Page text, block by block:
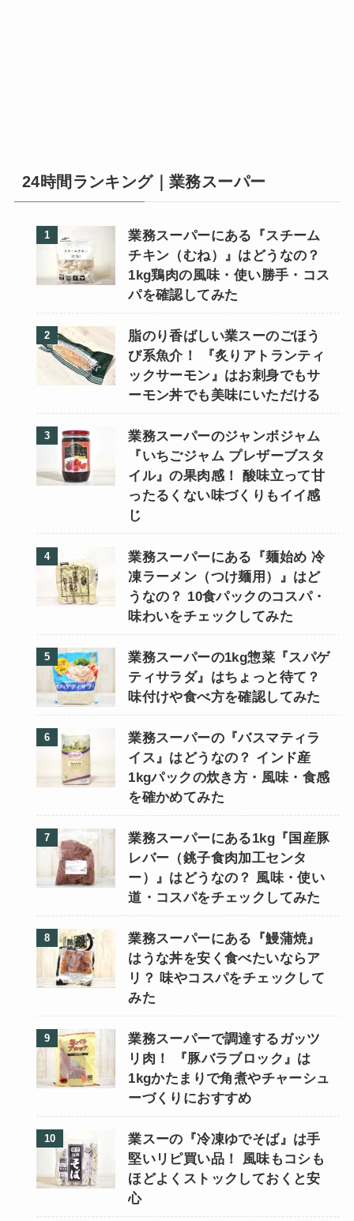
24時間ランキング｜業務スーパー
業務スーパーにある『スチーム
チキン（むね）』はどうなの？
1kg鶏肉の風味・使い勝手・コス
パを確認してみた
脂のり香ばしい業スーのごほう
び系魚介！ 『炙りアトランティ
ックサーモン』はお刺身でもサ
ーモン丼でも美味にいただける
業務スーパーのジャンボジャム
『いちごジャム プレザーブスタ
イル』の果肉感！ 酸味立って甘
ったるくない味づくりもイイ感
じ
業務スーパーにある『麺始め 冷
凍ラーメン（つけ麺用）』はど
うなの？ 10食パックのコスパ・
味わいをチェックしてみた
業務スーパーの1kg惣菜『スパゲ
ティサラダ』はちょっと待て？
味付けや食べ方を確認してみた
業務スーパーの『バスマティラ
イス』はどうなの？ インド産
1kgパックの炊き方・風味・食感
を確かめてみた
業務スーパーにある1kg『国産豚
レバー（銚子食肉加工センタ
ー）』はどうなの？ 風味・使い
道・コスパをチェックしてみた
業務スーパーにある『鰻蒲焼』
はうな丼を安く食べたいならア
リ？ 味やコスパをチェックして
みた
業務スーパーで調達するガッツ
リ肉！ 『豚バラブロック』は
1kgかたまりで角煮やチャーシュ
ーづくりにおすすめ
業スーの『冷凍ゆでそば』は手
堅いリピ買い品！ 風味もコシも
ほどよくストックしておくと安
心